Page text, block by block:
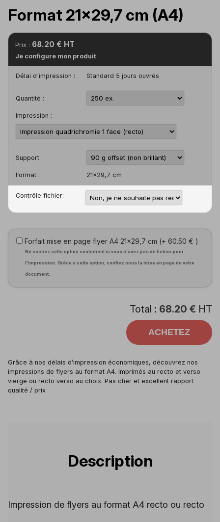
Format 21x29,7 cm (A4)
Prix : 68.20 € HT
Je configure mon produit
Délai d'impression : Standard 5 jours ouvrés
Quantité :
Impression :
Support :
Format : 21x29,7 cm
Contrôle fichier:
Forfait mise en page flyer A4 21x29,7 cm (+ 60.50 € )
Ne cochez cette option seulement si vous n'avez pas de fichier pour
l'impression. Grâce à cette option, confiez nous la mise en page de votre
document.
Total : 68.20 € HT
ACHETEZ
Grâce à nos délais d’impression économiques, découvrez nos
impressions de flyers au format A4. Imprimés au recto et verso
vierge ou recto verso au choix. Pas cher et excellent rapport
qualité / prix
Description
Impression de flyers au format A4 recto ou recto